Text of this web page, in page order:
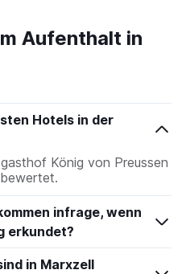
Aufenthalt in
Hotels in der
König von Preussen
infrage, wenn
erkundet?
in Marxzell